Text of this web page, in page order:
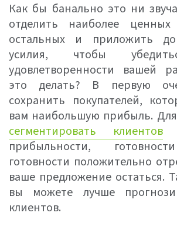
Как бы банально это ни
отделить наиболее
остальных и приложить
усилия, чтобы
удовлетворенности вашей
это делать? В первую
сохранить покупателей,
вам наибольшую прибыль. Для
сегментировать клиентов
прибыльности,
готовности положительно
ваше предложение остаться.
вы можете лучше
клиентов.